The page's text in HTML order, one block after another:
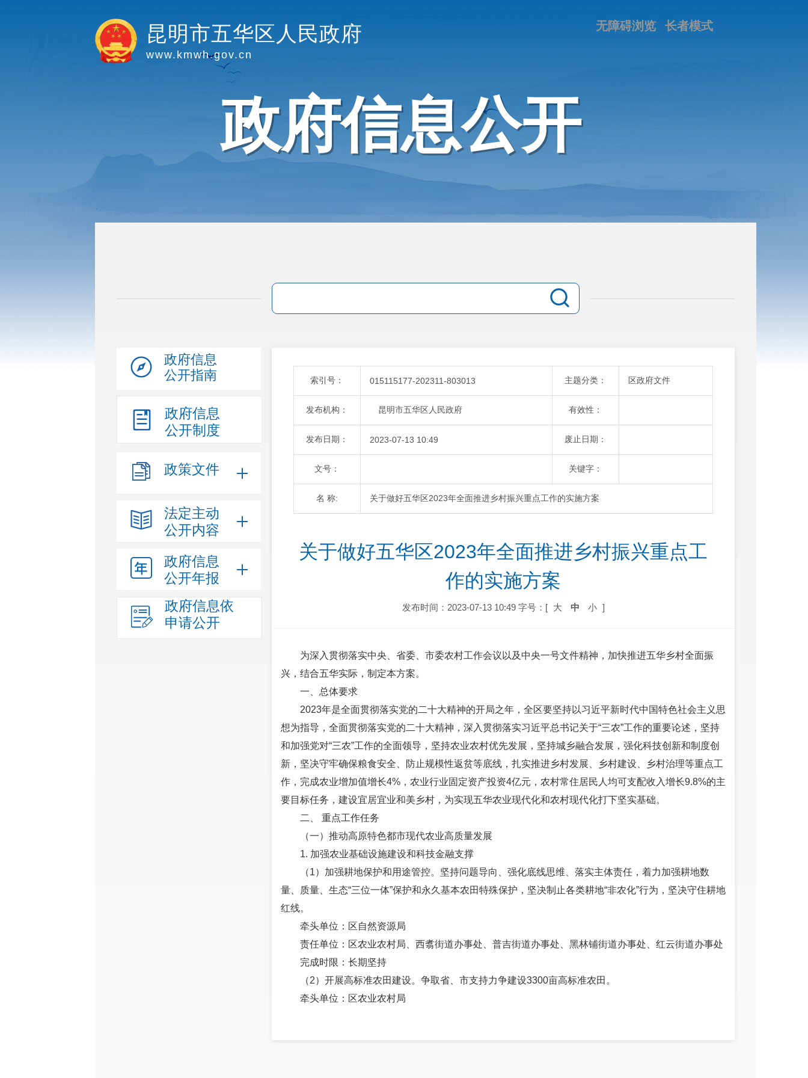
昆明市五华区人民政府
www.kmwh.gov.cn
长者模式
无障碍浏览
政府信息公开
政府信息
公开指南
政府信息
公开制度
政策文件
法定主动
公开内容
政府信息
公开年报
政府信息依
申请公开
索引号： 015115177-202311-803013 主题分类： 区政府文件
发布机构： 昆明市五华区人民政府 有效性：
发布日期： 2023-07-13 10:49 废止日期：
文号： 关键字：
名 称: 关于做好五华区2023年全面推进乡村振兴重点工作的实施方案
关于做好五华区2023年全面推进乡村振兴重点工
作的实施方案
发布时间：2023-07-13 10:49 字号：[ 大 中 小 ]
为深入贯彻落实中央、省委、市委农村工作会议以及中央一号文件精神，加快推进五华乡村全面振
兴，结合五华实际，制定本方案。
一、总体要求
2023年是全面贯彻落实党的二十大精神的开局之年，全区要坚持以习近平新时代中国特色社会主义思
想为指导，全面贯彻落实党的二十大精神，深入贯彻落实习近平总书记关于“三农”工作的重要论述，坚持
和加强党对“三农”工作的全面领导，坚持农业农村优先发展，坚持城乡融合发展，强化科技创新和制度创
新，坚决守牢确保粮食安全、防止规模性返贫等底线，扎实推进乡村发展、乡村建设、乡村治理等重点工
作，完成农业增加值增长4%，农业行业固定资产投资4亿元，农村常住居民人均可支配收入增长9.8%的主
要目标任务，建设宜居宜业和美乡村，为实现五华农业现代化和农村现代化打下坚实基础。
二、 重点工作任务
（一）推动高原特色都市现代农业高质量发展
1. 加强农业基础设施建设和科技金融支撑
（1）加强耕地保护和用途管控。坚持问题导向、强化底线思维、落实主体责任，着力加强耕地数
量、质量、生态“三位一体”保护和永久基本农田特殊保护，坚决制止各类耕地“非农化”行为，坚决守住耕地
红线。
牵头单位：区自然资源局
责任单位：区农业农村局、西翥街道办事处、普吉街道办事处、黑林铺街道办事处、红云街道办事处
完成时限：长期坚持
（2）开展高标准农田建设。争取省、市支持力争建设3300亩高标准农田。
牵头单位：区农业农村局